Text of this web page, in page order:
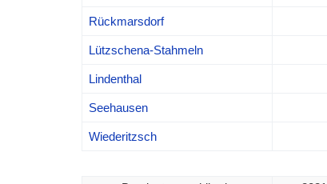
Rückmarsdorf
Lützschena-Stahmeln
Lindenthal
Seehausen
Wiederitzsch